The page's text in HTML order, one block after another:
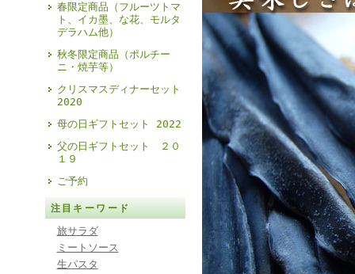
春限定商品（フルーツトマ
ト、イカ墨、な花、モルタ
デラハム他）
秋冬限定商品（ポルチー
ニ・焼芋等）
クリスマスディナーセット
2020
母の日ギフトセット 2022
父の日ギフトセット ２０
１９
ご予約
注目キーワード
旅サラダ
ミートソース
生パスタ